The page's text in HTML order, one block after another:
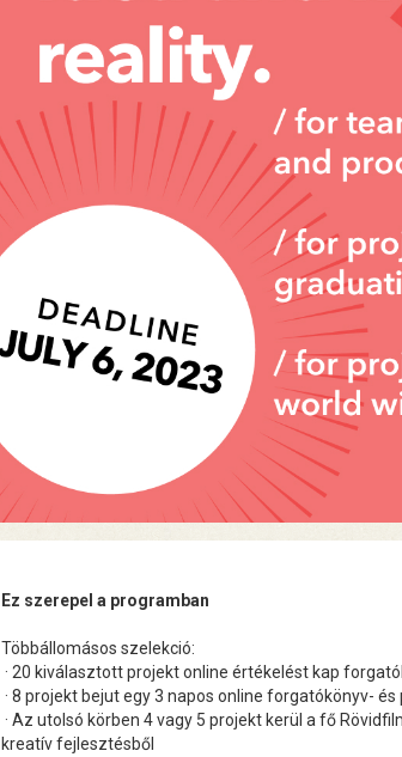
Ez szerepel a programban
Többállomásos szelekció:
· 20 kiválasztott projekt online értékelést kap
· 8 projekt bejut egy 3 napos online forgatókönyv-
· Az utolsó körben 4 vagy 5 projekt kerül a fő
kreatív fejlesztésből